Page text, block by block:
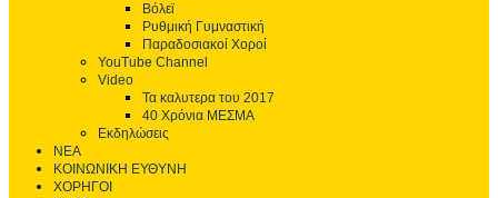
Βόλεϊ
Ρυθμική Γυμναστική
Παραδοσιακοί Χοροί
YouTube Channel
Video
Τα καλυτερα του 2017
40 Χρόνια ΜΕΣΜΑ
Εκδηλώσεις
ΝΕΑ
ΚΟΙΝΩΝΙΚΗ ΕΥΘΥΝΗ
ΧΟΡΗΓΟΙ